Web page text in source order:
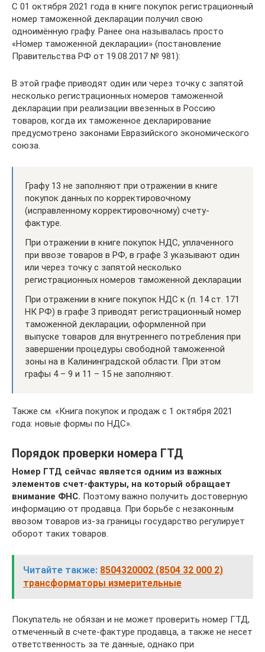
С 01 октября 2021 года в книге покупок регистрационный
номер таможенной декларации получил свою
одноимённую графу. Ранее она называлась просто
«Номер таможенной декларации» (постановление
Правительства РФ от 19.08.2017 № 981):
В этой графе приводят один или через точку с запятой
несколько регистрационных номеров таможенной
декларации при реализации ввезенных в Россию
товаров, когда их таможенное декларирование
предусмотрено законами Евразийского экономического
союза.
Графу 13 не заполняют при отражении в книге
покупок данных по корректировочному
(исправленному корректировочному) счету-
фактуре.
При отражении в книге покупок НДС, уплаченного
при ввозе товаров в РФ, в графе 3 указывают один
или через точку с запятой несколько
регистрационных номеров таможенной декларации
При отражении в книге покупок НДС к (п. 14 ст. 171
НК РФ) в графе 3 приводят регистрационный номер
таможенной декларации, оформленной при
выпуске товаров для внутреннего потребления при
завершении процедуры свободной таможенной
зоны на в Калининградской области. При этом
графы 4 – 9 и 11 – 15 не заполняют.
Также см. «Книга покупок и продаж с 1 октября 2021
года: новые формы по НДС».
Порядок проверки номера ГТД
Номер ГТД сейчас является одним из важных
элементов счет-фактуры, на который обращает
внимание ФНС. Поэтому важно получить достоверную
информацию от продавца. При борьбе с незаконным
ввозом товаров из-за границы государство регулирует
оборот таких товаров.
Читайте также: 8504320002 (8504 32 000 2)
трансформаторы измерительные
Покупатель не обязан и не может проверить номер ГТД,
отмеченный в счете-фактуре продавца, а также не несет
ответственность за те данные, однако при